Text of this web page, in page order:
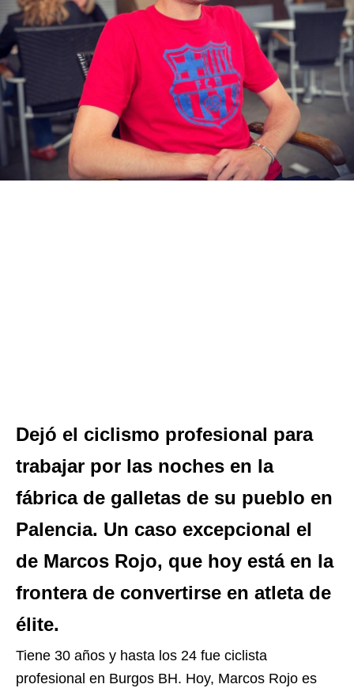
Dejó el ciclismo profesional para
trabajar por las noches en la
fábrica de galletas de su pueblo en
Palencia. Un caso excepcional el
de Marcos Rojo, que hoy está en la
frontera de convertirse en atleta de
élite.
Tiene 30 años y hasta los 24 fue ciclista
profesional en Burgos BH. Hoy, Marcos Rojo es